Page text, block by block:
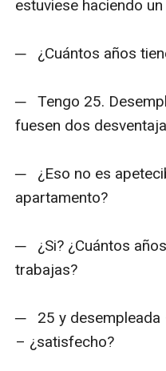
estuviese haciendo
─   ¿Cuántos años
─   Tengo 25.
fuesen dos
─   ¿Eso no es
apartamento?
─   ¿Si? ¿Cuántos
trabajas?
─   25 y
– ¿satisfecho?